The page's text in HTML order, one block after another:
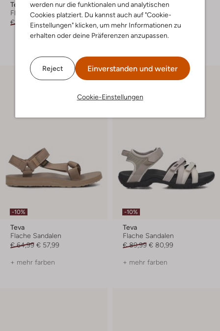
werden nur die funktionalen und analytischen
Cookies platziert. Du kannst auch auf "Cookie-
Einstellungen" klicken, um mehr Informationen zu
erhalten oder deine Präferenzen anzupassen.
Reject Einverstanden und weiter
Cookie-Einstellungen
Teva
Flache Sandalen
€ 89,99 € 71,99
Teva
Flache Sandalen
€ 89,99 € 71,99
+ mehr farben
-10%
Teva
Flache Sandalen
€ 64,99 € 57,99
+ mehr farben
-10%
Teva
Flache Sandalen
€ 89,99 € 80,99
+ mehr farben